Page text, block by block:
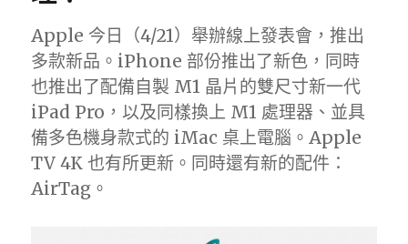
Apple 今日（4/21）舉辦線上發表會，推出
多款新品。iPhone 部份推出了新色，同時
也推出了配備自製 M1 晶片的雙尺寸新一代
iPad Pro，以及同樣換上 M1 處理器、並具
備多色機身款式的 iMac 桌上電腦。Apple
TV 4K 也有所更新。同時還有新的配件：
AirTag。